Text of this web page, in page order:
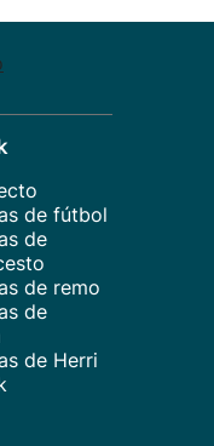
de fútbol
de
de remo
de
de Herri